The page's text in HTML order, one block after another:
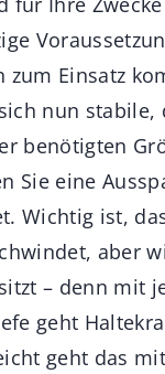
zum Einsatz
nun stabile,
benötigten
Sie eine
Wichtig ist,
aber
– denn mit
geht
geht das mit